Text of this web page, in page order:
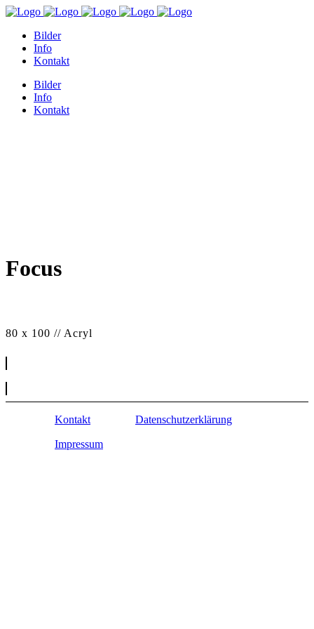
Bilder
Info
Kontakt
Bilder
Info
Kontakt
Focus
80 x 100 // Acryl
Kontakt Datenschutzerklärung
Impressum